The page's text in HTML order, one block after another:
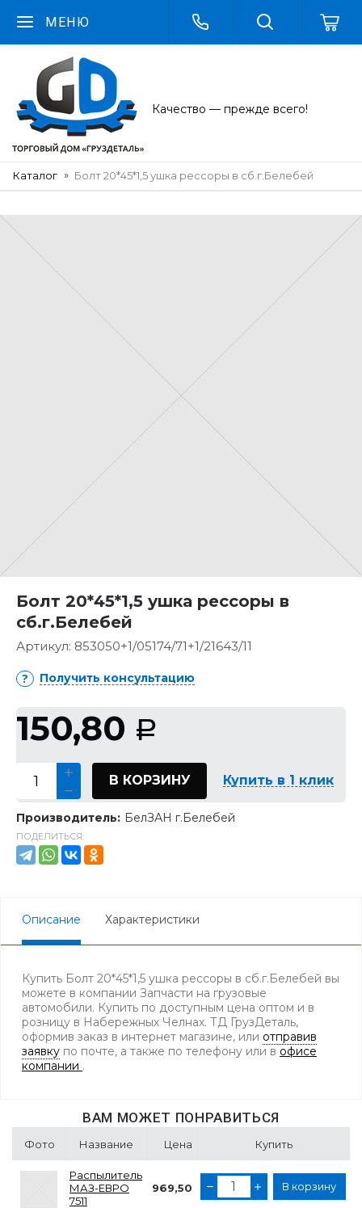
МЕНЮ
Качество — прежде всего!
Каталог Болт 20*45*1,5 ушка рессоры в сб.г.Белебей
Болт 20*45*1,5 ушка рессоры в
сб.г.Белебей
Артикул: 853050+1/05174/71+1/21643/11
Получить консультацию
150,80 Р
В КОРЗИНУ Купить в 1 клик
Производитель: БелЗАН г.Белебей
ПОДЕЛИТЬСЯ:
Описание Характеристики
Купить Болт 20*45*1,5 ушка рессоры в сб.г.Белебей вы
можете в компании Запчасти на грузовые
автомобили. Купить по доступным цена оптом и в
розницу в Набережных Челнах. ТД ГрузДеталь,
оформив заказ в интернет магазине, или отправив
заявку по почте, а также по телефону или в офисе
компании .
ВАМ МОЖЕТ ПОНРАВИТЬСЯ
Фото Название Цена Купить
Распылитель
МАЗ-ЕВРО
7511
969,50 В корзину